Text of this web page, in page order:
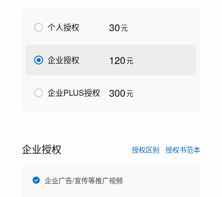
个人授权 30元
企业授权 120元
企业PLUS授权 300元
企业授权 授权区别 授权书范本
企业广告/宣传等推广视频